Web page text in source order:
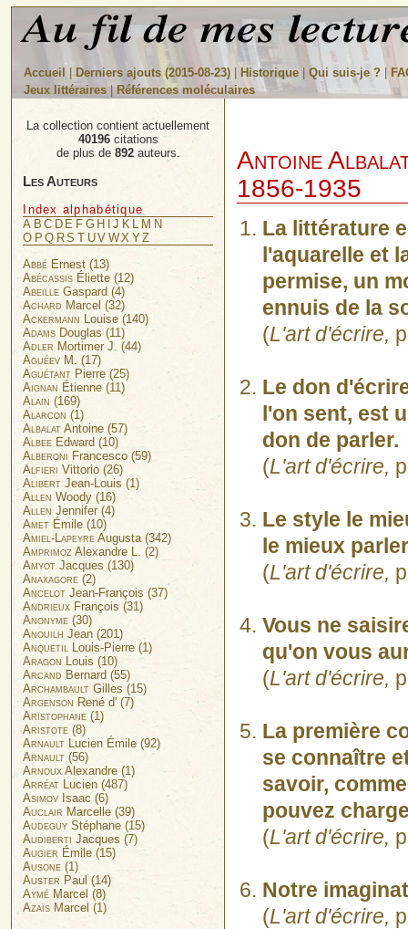
Accueil | Derniers ajouts (2015-08-23) | Historique| Qui suis-je ? |
Jeux littéraires| Références moléculaires
Antoine
1856-1935
La littérature
l'aquarelle et
permise, un
ennuis de la
(L'art d'écrire,
Le don
l'on sent, est
don de parler.
(L'art d'écrire,
Le style le
le mieux
(L'art d'écrire,
Vous ne
qu'on vous
(L'art d'écrire,
La première
se connaître
savoir,
pouvez
(L'art d'écrire,
Notre
(L'art d'écrire,
La collection contient actuellement
40196citations
de plus de 892auteurs.
Les Auteurs
Index alphabétique
A BC D E F G H IJ K L M N
O PQ RST UV WX YZ
Abbé Ernest (13)
Abécassis Éliette (12)
Abeille Gaspard (4)
Achard Marcel (32)
Ackermann Louise (140)
Adams Douglas (11)
Adler Mortimer J. (44)
Aguéev M. (17)
Aguétant Pierre (25)
Aignan Étienne (11)
Alain (169)
Alarcon (1)
Albalat Antoine (57)
Albee Edward (10)
Alberoni Francesco (59)
Alfieri Vittorio (26)
Alibert Jean-Louis (1)
Allen Woody (16)
Allen Jennifer (4)
AmetÉmile (10)
Amiel-Lapeyre Augusta (342)
Amprimoz Alexandre L. (2)
Amyot Jacques (130)
Anaxagore (2)
Ancelot Jean-François (37)
Andrieux François (31)
Anonyme (30)
Anouilh Jean (201)
Anquetil
Louis-Pierre (1)
Aragon Louis (10)
Arcand Bernard (55)
Archambault Gilles (15)
Argenson René d' (7)
Aristophane (1)
Aristote (8)
Arnault Lucien Émile (92)
Arnault (56)
Arnoux Alexandre (1)
Arréat Lucien (487)
Asimov Isaac (6)
Auclair Marcelle (39)
Audeguy Stéphane (15)
Audiberti Jacques (7)
Augier Émile (15)
Ausone (1)
Auster Paul (14)
Aymé Marcel (8)
Azaïs Marcel (1)